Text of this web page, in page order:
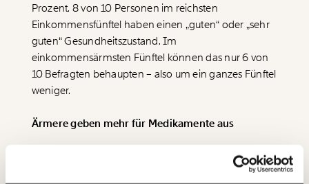
Werde Fördermitglied
und wir können gemeinsam
unsere Wirtschaft so gestalten, dass sie für alle
funktioniert. Unsere Recherchen sind für alle frei im
Netz. Unabhängig und werbefrei. Und das wird auch
so bleiben. Kämpf’ mit uns für den Fortschritt und
unterstütze uns mit Deinem Mitgliedsbeitrag.
Hier unsere IBAN: AT34 4300 0498 0007 6017
Fragen und Antworten.
Immer auf dem
Prozent. 8 von 10 Personen im reichsten
Einkommensfünftel haben einen „guten“ oder „sehr
guten“ Gesundheitszustand. Im
einkommensärmsten Fünftel können das nur 6 von
10 Befragten behaupten – also um ein ganzes Fünftel
weniger.
Ärmere geben mehr für Medikamente aus
Die Analyse der anteiligen Gesundheitsausgaben